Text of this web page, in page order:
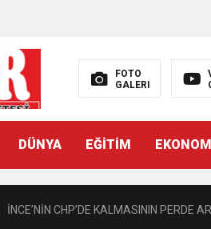
FOTO
GALERI
DÜNYA EĞİTİM
CEYLANDERE’DE BAŞKAN EMRAH
İNCE’NİN CHP’DE KALMASININ PERDE